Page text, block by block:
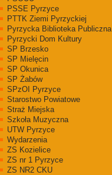
PSSE Pyrzyce
PTTK Ziemi Pyrzyckiej
Pyrzycka Biblioteka Publiczna
Pyrzycki Dom Kultury
SP Brzesko
SP Mielęcin
SP Okunica
SP Żabów
SPzOI Pyrzyce
Starostwo Powiatowe
Straż Miejska
Szkoła Muzyczna
UTW Pyrzyce
Wydarzenia
ZS Kozielice
ZS nr 1 Pyrzyce
ZS NR2 CKU